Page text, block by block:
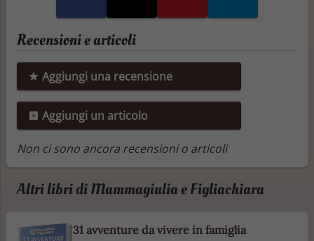
Recensioni e articoli
Aggiungi una recensione
Aggiungi un articolo
Non ci sono ancora recensioni o articoli
Altri libri di Mammagiulia e Figliachiara
31 avventure da vivere in famiglia